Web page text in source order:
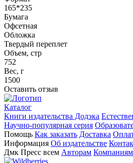
165*235
Бумага
Офсетная
Обложка
Твердый переплет
Объем, стр
752
Вес, г
1500
Оставить отзыв
Каталог
Книги издательства Додэка
Научно-популярная серия
Помощь Как заказать Доставка
Информация Об издательстве
Дмк Пресс всем Авторам Компаниям